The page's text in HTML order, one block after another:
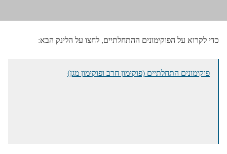
כדי לקרוא על הפוקימונים ההתחלתיים, לחצו על הלינק הבא:
פוקימונים התחלתיים (פוקימון חרב ופוקימון מגן)